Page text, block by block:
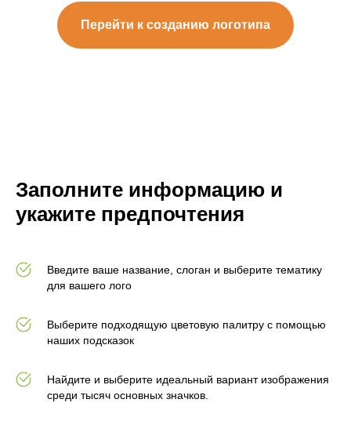
Перейти к созданию логотипа
Заполните информацию и
укажите предпочтения
Введите ваше название, слоган и выберите тематику
для вашего лого
Выберите подходящую цветовую палитру с помощью
наших подсказок
Найдите и выберите идеальный вариант изображения
среди тысяч основных значков.